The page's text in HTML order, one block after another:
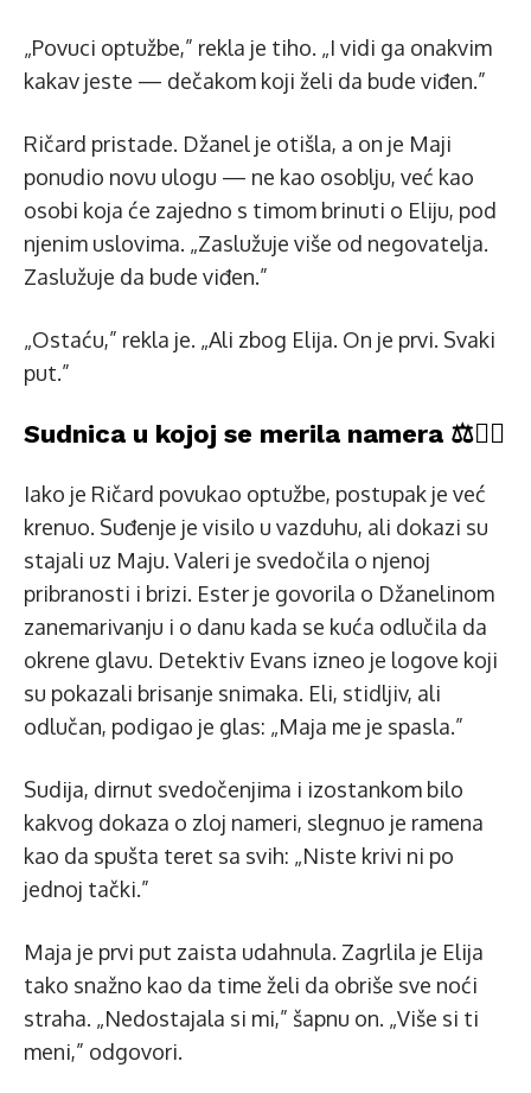
„Povuci optužbe,” rekla je tiho. „I vidi ga onakvim
kakav jeste — dečakom koji želi da bude viđen.”
Ričard pristade. Džanel je otišla, a on je Maji
ponudio novu ulogu — ne kao osoblju, već kao
osobi koja će zajedno s timom brinuti o Eliju, pod
njenim uslovima. „Zaslužuje više od negovatelja.
Zaslužuje da bude viđen.”
„Ostaću,” rekla je. „Ali zbog Elija. On je prvi. Svaki
put.”
Sudnica u kojoj se merila namera ⚖️👩‍⚖️
Iako je Ričard povukao optužbe, postupak je već
krenuo. Suđenje je visilo u vazduhu, ali dokazi su
stajali uz Maju. Valeri je svedočila o njenoj
pribranosti i brizi. Ester je govorila o Džanelinom
zanemarivanju i o danu kada se kuća odlučila da
okrene glavu. Detektiv Evans izneo je logove koji
su pokazali brisanje snimaka. Eli, stidljiv, ali
odlučan, podigao je glas: „Maja me je spasla.”
Sudija, dirnut svedočenjima i izostankom bilo
kakvog dokaza o zloj nameri, slegnuo je ramena
kao da spušta teret sa svih: „Niste krivi ni po
jednoj tački.”
Maja je prvi put zaista udahnula. Zagrlila je Elija
tako snažno kao da time želi da obriše sve noći
straha. „Nedostajala si mi,” šapnu on. „Više si ti
meni,” odgovori.